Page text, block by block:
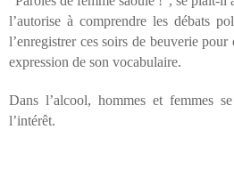
l’autorise à comprendre les débats
l’enregistrer ces soirs de beuverie pour
expression de son vocabulaire.
Dans l’alcool, hommes et femmes
l’intérêt.